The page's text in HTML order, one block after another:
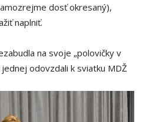
dosť okresaný),
naplniť.
na svoje „polovičky v
odovzdali k sviatku MDŽ